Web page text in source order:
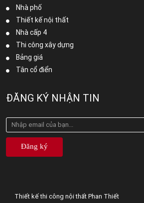
Nhà phố
Thiết kế nội thất
Nhà cấp 4
Thi công xây dựng
Bảng giá
Tân cổ điển
ĐĂNG KÝ NHẬN TIN
Đăng ký
Thiết kế thi công nội thất Phan Thiết